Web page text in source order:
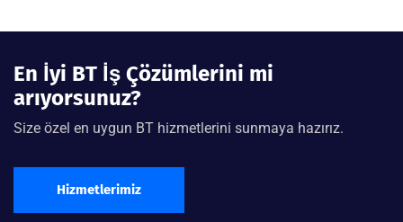
"Arıza Merkezi Bilişim ve Güvenlik Sistemleri, güvenlik
duvarı çözümleriyle ağ güvenliğimizi mükemmel şekilde
sayesinde verilerimiz her zaman güvende. Profesyonel
yaklaşım ve hızlı çözümleriyle şirketimizin bilişim
altyapısını en üst seviyeye çıkardılar."
En İyi BT İş Çözümlerini mi
arıyorsunuz?
Size özel en uygun BT hizmetlerini sunmaya hazırız.
Hizmetlerimiz